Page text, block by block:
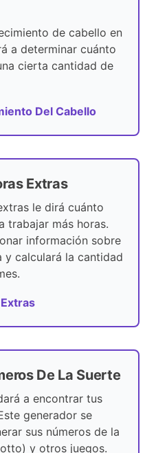
de cabello en
a determinar cuánto
cierta cantidad de
Del Cabello
Extras
le dirá cuánto
trabajar más horas.
información sobre
y calculará la cantidad
De La Suerte
a encontrar tus
generador se
sus números de la
y otros juegos.